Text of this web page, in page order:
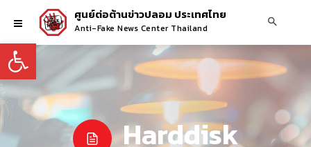
Open toolbar
ศูนย์ต่อต้านข่าวปลอม ประเทศไทย
Anti-Fake News Center Thailand
Harddisk